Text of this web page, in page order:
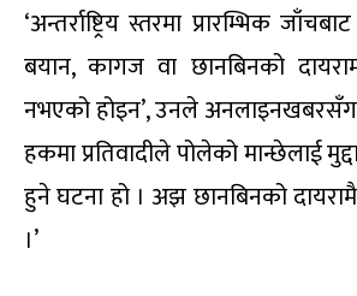
‘अन्तर्राष्ट्रिय स्तरमा प्रारम्भिक
बयान, कागज वा छानबिनको
नभएको होइन’, उनले
हकमा प्रतिवादीले पोलेको मान्छेलाई
हुने घटना हो । अझ छानबिनको
।’